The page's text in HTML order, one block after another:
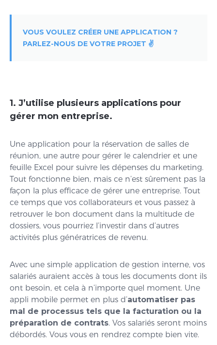
VOUS VOULEZ CRÉER UNE APPLICATION ?
PARLEZ-NOUS DE VOTRE PROJET ✌️
1. J’utilise plusieurs applications pour
gérer mon entreprise.
Une application pour la réservation de salles de
réunion, une autre pour gérer le calendrier et une
feuille Excel pour suivre les dépenses du marketing.
Tout fonctionne bien, mais ce n’est sûrement pas la
façon la plus efficace de gérer une entreprise. Tout
ce temps que vos collaborateurs et vous passez à
retrouver le bon document dans la multitude de
dossiers, vous pourriez l’investir dans d’autres
activités plus génératrices de revenu.
Avec une simple application de gestion interne, vos
salariés auraient accès à tous les documents dont ils
ont besoin, et cela à n’importe quel moment. Une
appli mobile permet en plus d’automatiser pas
mal de processus tels que la facturation ou la
préparation de contrats. Vos salariés seront moins
débordés. Vous vous en rendrez compte bien vite.